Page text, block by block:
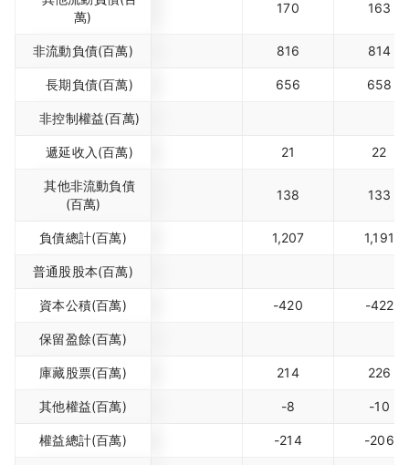
萬)
170 163
非流動負債(百萬) 816 814
長期負債(百萬) 656 658
非控制權益(百萬)
遞延收入(百萬) 21 22
其他非流動負債
(百萬)
138 133
負債總計(百萬) 1,207 1,191
普通股股本(百萬)
資本公積(百萬) -420 -422
保留盈餘(百萬)
庫藏股票(百萬) 214 226
其他權益(百萬) -8 -10
權益總計(百萬) -214 -206